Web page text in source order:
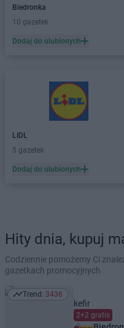
Biedronka
10 gazetek
Dodaj do ulubionych
LIDL
5 gazetek
Dodaj do ulubionych
Hity dnia, kupuj
Codziennie pomożemy Ci
gazetkach promocyjnych
Trend: 3436
Trend: 3436
kefir
2+2 gratis